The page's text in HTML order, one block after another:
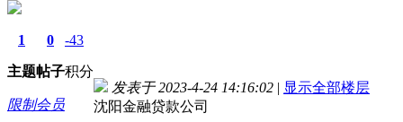
1
主题
0
帖子
-43
积分
限制会员
发表于 2023-4-24 14:16:02 | 显示全部楼层
沈阳金融贷款公司